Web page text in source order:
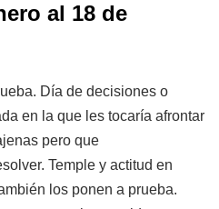
al 18 de
Día de decisiones o
en la que les tocaría afrontar
pero que
Temple y actitud en
los ponen a prueba.